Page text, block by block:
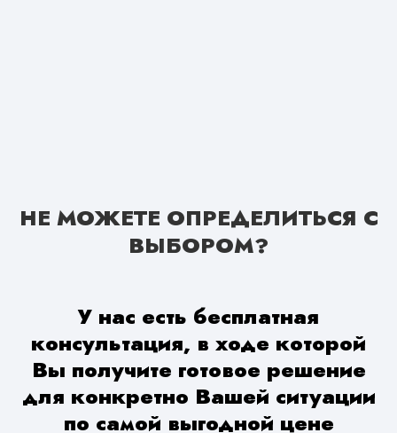
НЕ МОЖЕТЕ ОПРЕДЕЛИТЬСЯ С
ВЫБОРОМ?
У нас есть бесплатная
консультация, в ходе которой
Вы получите готовое решение
для конкретно Вашей ситуации
по самой выгодной цене